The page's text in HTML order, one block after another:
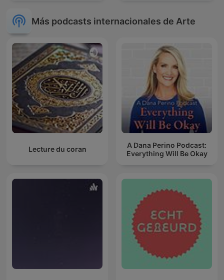
Más podcasts internacionales de Arte
Lecture du coran
A Dana Perino Podcast:
Everything Will Be Okay